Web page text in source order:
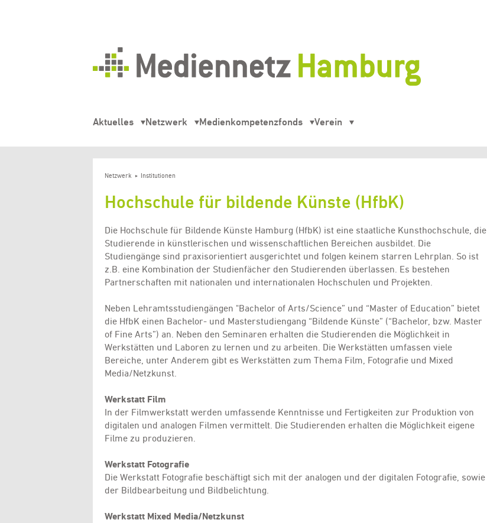
Aktuelles Netzwerk Medienkompetenzfonds Verein
Netzwerk Institutionen
Hochschule für bildende Künste (HfbK)
Die Hochschule für Bildende Künste Hamburg (HfbK) ist eine staatliche Kunsthochschule, die
Studierende in künstlerischen und wissenschaftlichen Bereichen ausbildet. Die
Studiengänge sind praxisorientiert ausgerichtet und folgen keinem starren Lehrplan. So ist
z.B. eine Kombination der Studienfächer den Studierenden überlassen. Es bestehen
Partnerschaften mit nationalen und internationalen Hochschulen und Projekten.
Neben Lehramtsstudiengängen "Bachelor of Arts/Science” und “Master of Education” bietet
die HfbK einen Bachelor- und Masterstudiengang “Bildende Künste” (“Bachelor, bzw. Master
of Fine Arts”) an. Neben den Seminaren erhalten die Studierenden die Möglichkeit in
Werkstätten und Laboren zu lernen und zu arbeiten. Die Werkstätten umfassen viele
Bereiche, unter Anderem gibt es Werkstätten zum Thema Film, Fotografie und Mixed
Media/Netzkunst.
Werkstatt Film
In der Filmwerkstatt werden umfassende Kenntnisse und Fertigkeiten zur Produktion von
digitalen und analogen Filmen vermittelt. Die Studierenden erhalten die Möglichkeit eigene
Filme zu produzieren.
Werkstatt Fotografie
Die Werkstatt Fotografie beschäftigt sich mit der analogen und der digitalen Fotografie, sowie
der Bildbearbeitung und Bildbelichtung.
Werkstatt Mixed Media/Netzkunst